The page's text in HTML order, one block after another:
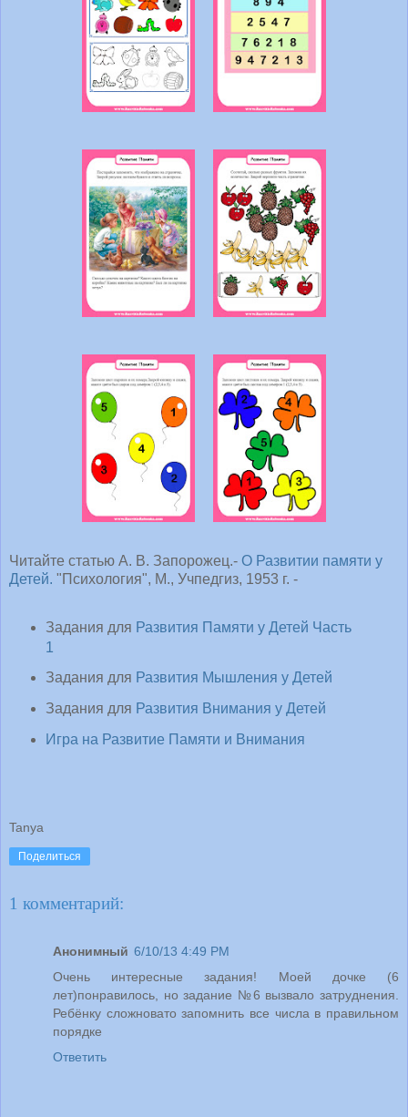
Читайте статью А. В. Запорожец.- О Развитии памяти у
Детей. "Психология", М., Учпедгиз, 1953 г. -
Задания для Развития Памяти у Детей Часть
1
Задания для Развития Мышления у Детей
Задания для Развития Внимания у Детей
Игра на Развитие Памяти и Внимания
Tanya
Поделиться
1 комментарий:
Анонимный 6/10/13 4:49 PM
Очень интересные задания! Моей дочке (6
лет)понравилось, но задание №6 вызвало затруднения.
Ребёнку сложновато запомнить все числа в правильном
порядке
Ответить